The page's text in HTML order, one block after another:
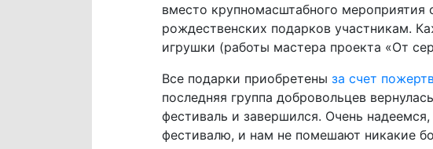
вместо крупномасштабного
рождественских подарков участникам.
игрушки (работы мастера проекта «От
Все подарки приобретены за счет
последняя группа добровольцев
фестиваль и завершился. Очень
фестивалю, и нам не помешают никакие